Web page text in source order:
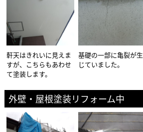
軒天はきれいに見えま
すが、こちらもあわせ
て塗装します。
基礎の一部に亀裂が生
じていました。
外壁・屋根塗装リフォーム中